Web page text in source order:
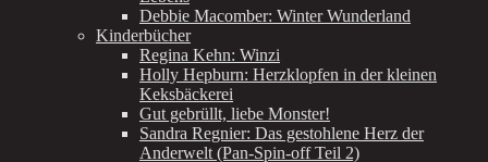
Debbie Macomber: Winter Wunderland
Kinderbücher
Regina Kehn: Winzi
Holly Hepburn: Herzklopfen in der kleinen
Keksbäckerei
Gut gebrüllt, liebe Monster!
Sandra Regnier: Das gestohlene Herz der
Anderwelt (Pan-Spin-off Teil 2)